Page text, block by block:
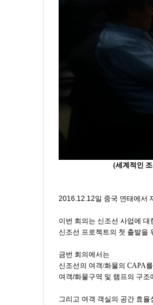
(세계적인
2016.12.12일 중국 연태에서
이번 회의는 신조선 사업에
신조선 프로젝트의 첫 출발을
금번 회의에서는
신조선의 여객/화물의 CAPA
여객/화물구역 및 램프의 구
그리고 여객 객실의 공간 효